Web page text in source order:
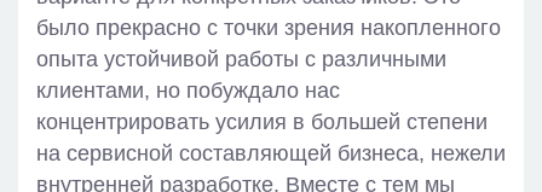
было прекрасно с точки зрения накопленного
опыта устойчивой работы с различными
клиентами, но побуждало нас
концентрировать усилия в большей степени
на сервисной составляющей бизнеса, нежели
внутренней разработке. Вместе с тем мы